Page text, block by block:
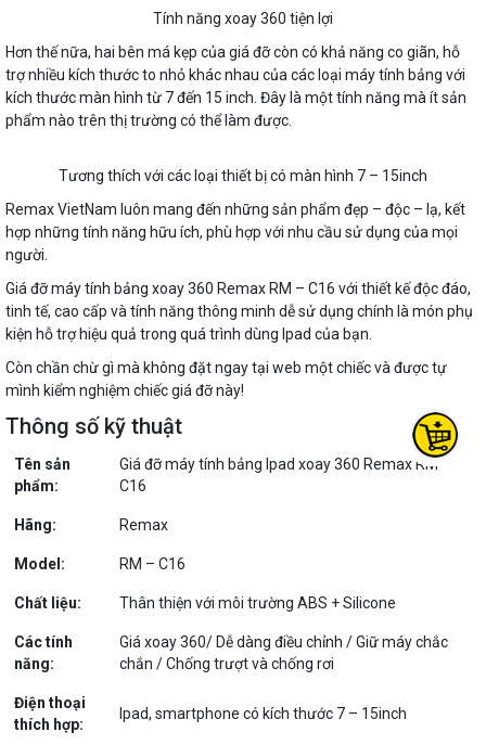
Tính năng xoay 360 tiện lợi
Hơn thế nữa, hai bên má kẹp của giá đỡ còn có khả năng co giãn, hỗ
trợ nhiều kích thước to nhỏ khác nhau của các loại máy tính bảng với
kích thước màn hình từ 7 đến 15 inch. Đây là một tính năng mà ít sản
phẩm nào trên thị trường có thể làm được.
Tương thích với các loại thiết bị có màn hình 7 – 15inch
Remax VietNam luôn mang đến những sản phẩm đẹp – độc – lạ, kết
hợp những tính năng hữu ích, phù hợp với nhu cầu sử dụng của mọi
người.
Giá đỡ máy tính bảng xoay 360 Remax RM – C16 với thiết kế độc đáo,
tinh tế, cao cấp và tính năng thông minh dễ sử dụng chính là món phụ
kiện hỗ trợ hiệu quả trong quá trình dùng Ipad của bạn.
Còn chần chừ gì mà không đặt ngay tại web một chiếc và được tự
mình kiểm nghiệm chiếc giá đỡ này!
Thông số kỹ thuật
Tên sản
phẩm:
Giá đỡ máy tính bảng Ipad xoay 360 Remax RM –
C16
Hãng: Remax
Model: RM – C16
Chất liệu: Thân thiện với môi trường ABS + Silicone
Các tính
năng:
Giá xoay 360/ Dễ dàng điều chỉnh / Giữ máy chắc
chắn / Chống trượt và chống rơi
Điện thoại
thích hợp:
Ipad, smartphone có kích thước 7 – 15inch